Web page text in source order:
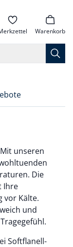
Warenkorb
unseren
Die
Ihre
vor Kälte.
und
Softflanell-